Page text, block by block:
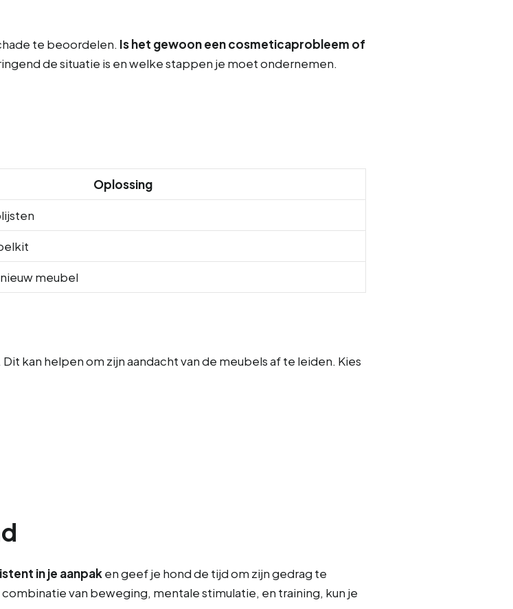
te beoordelen. Is het gewoon een cosmeticaprobleem of
de situatie is en welke stappen je moet ondernemen.
Oplossing
meubel
kan helpen om zijn aandacht van de meubels af te leiden. Kies
in je aanpaken geef je hond de tijd om zijn gedrag te
van beweging, mentale stimulatie, en training, kun je